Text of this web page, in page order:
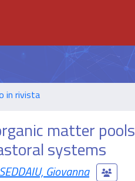
in rivista
matter
systems
SEDDAIU, Giovanna